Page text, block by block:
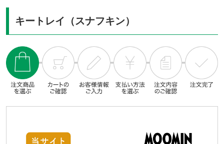
キートレイ（スナフキン）